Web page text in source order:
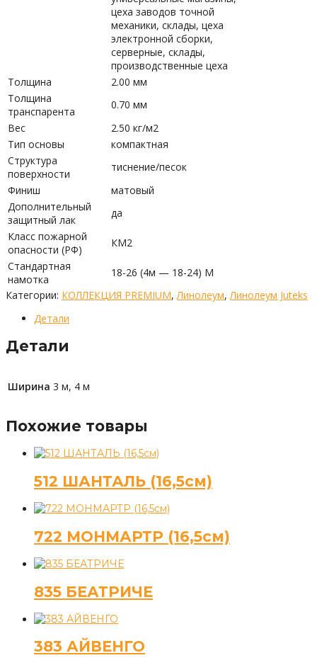
цеха заводов точной
механики, склады, цеха
электронной сборки,
серверные, склады,
производственные цеха
Толщина
2.00 мм
Толщина
транспарента
0.70 мм
Вес
2.50 кг/м2
Тип основы
компактная
Структура
поверхности
тиснение/песок
Финиш
матовый
Дополнительный
защитный лак
да
Класс пожарной
опасности (РФ)
КМ2
Стандартная
намотка
18-26 (4м — 18-24) М
Категории: КОЛЛЕКЦИЯ PREMIUM, Линолеум, Линолеум Juteks
Детали
Детали
Ширина 3 м, 4 м
Похожие товары
512 ШАНТАЛЬ (16,5см)
722 МОНМАРТР (16,5см)
835 БЕАТРИЧЕ
383 АЙВЕНГО